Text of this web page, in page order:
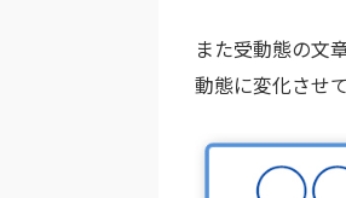
また受動態の文
動態に変化させ